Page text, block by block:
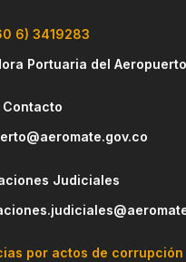
6) 3419283
Portuaria del
Judiciales
por actos de corrupción